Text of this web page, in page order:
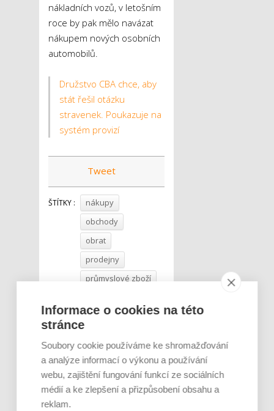
nákladních vozů, v letošním
roce by pak mělo navázat
nákupem nových osobních
automobilů.
Družstvo CBA chce, aby
stát řešil otázku
stravenek. Poukazuje na
systém provizí
Tweet
ŠTÍTKY :
nákupy
obchody
obrat
prodejny
průmyslové zboží
Informace o cookies na této
stránce
Soubory cookie používáme ke shromažďování
a analýze informací o výkonu a používání
webu, zajištění fungování funkcí ze sociálních
médií a ke zlepšení a přizpůsobení obsahu a
reklam.